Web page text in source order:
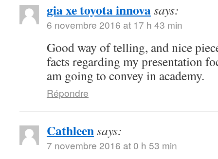
gia xe toyota innovasays:
6 novembre 2016 at 17 h 43 min
Good way of telling, and nice
facts regarding my presentation
am going to convey in academy.
Répondre
Cathleensays:
7 novembre 2016 at 0 h 53 min